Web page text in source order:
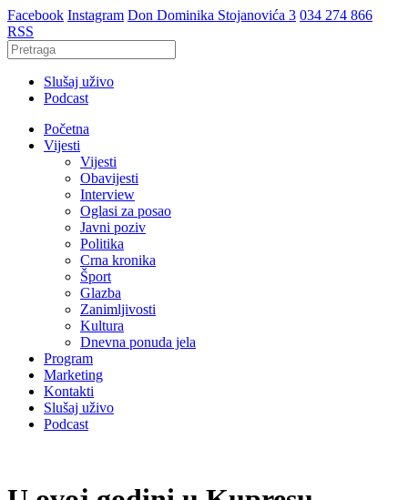
Facebook Instagram Don Dominika Stojanovića 3 034 274 866
RSS
Slušaj uživo
Podcast
Početna
Vijesti
Vijesti
Obavijesti
Interview
Oglasi za posao
Javni poziv
Politika
Crna kronika
Šport
Glazba
Zanimljivosti
Kultura
Dnevna ponuda jela
Program
Marketing
Kontakti
Slušaj uživo
Podcast